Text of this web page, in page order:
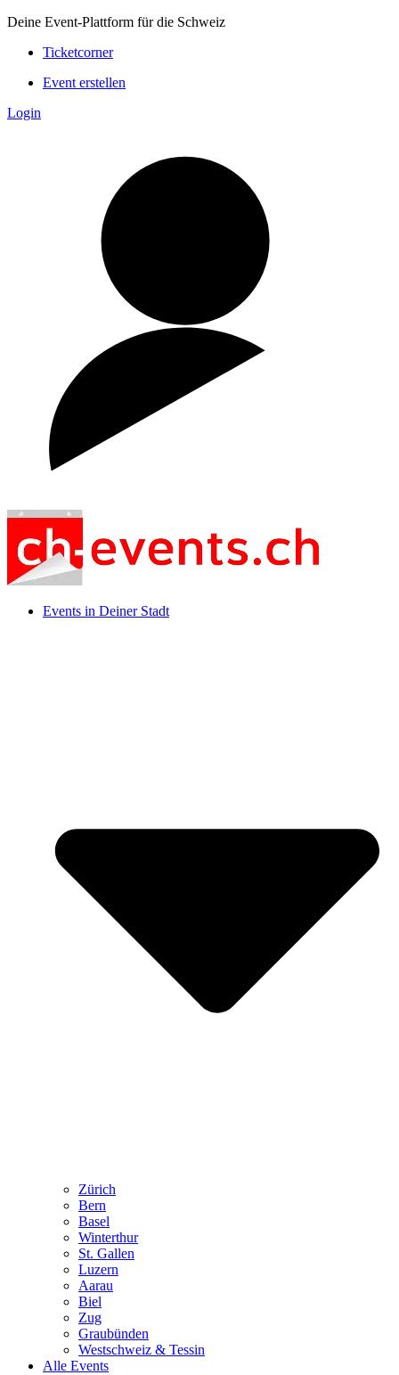
Deine Event-Plattform für die Schweiz
Ticketcorner
Event erstellen
Login
Events in Deiner Stadt
Zürich
Bern
Basel
Winterthur
St. Gallen
Luzern
Aarau
Biel
Zug
Graubünden
Westschweiz & Tessin
Alle Events